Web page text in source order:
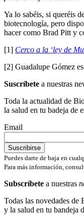
Ya lo sabéis, si queréis
biotecnología, pero
hacer como Brad Pitt y
[1] Cerco a la ‘ley de
[2] Guadalupe Gómez es
Suscríbete a nuestras
Toda la actualidad de
la salud en tu badeja de
Email
Puedes darte de baja en
Para más información,
Subscríbete a nuestras
Todas las novedades de
y la salud en tu bandeja